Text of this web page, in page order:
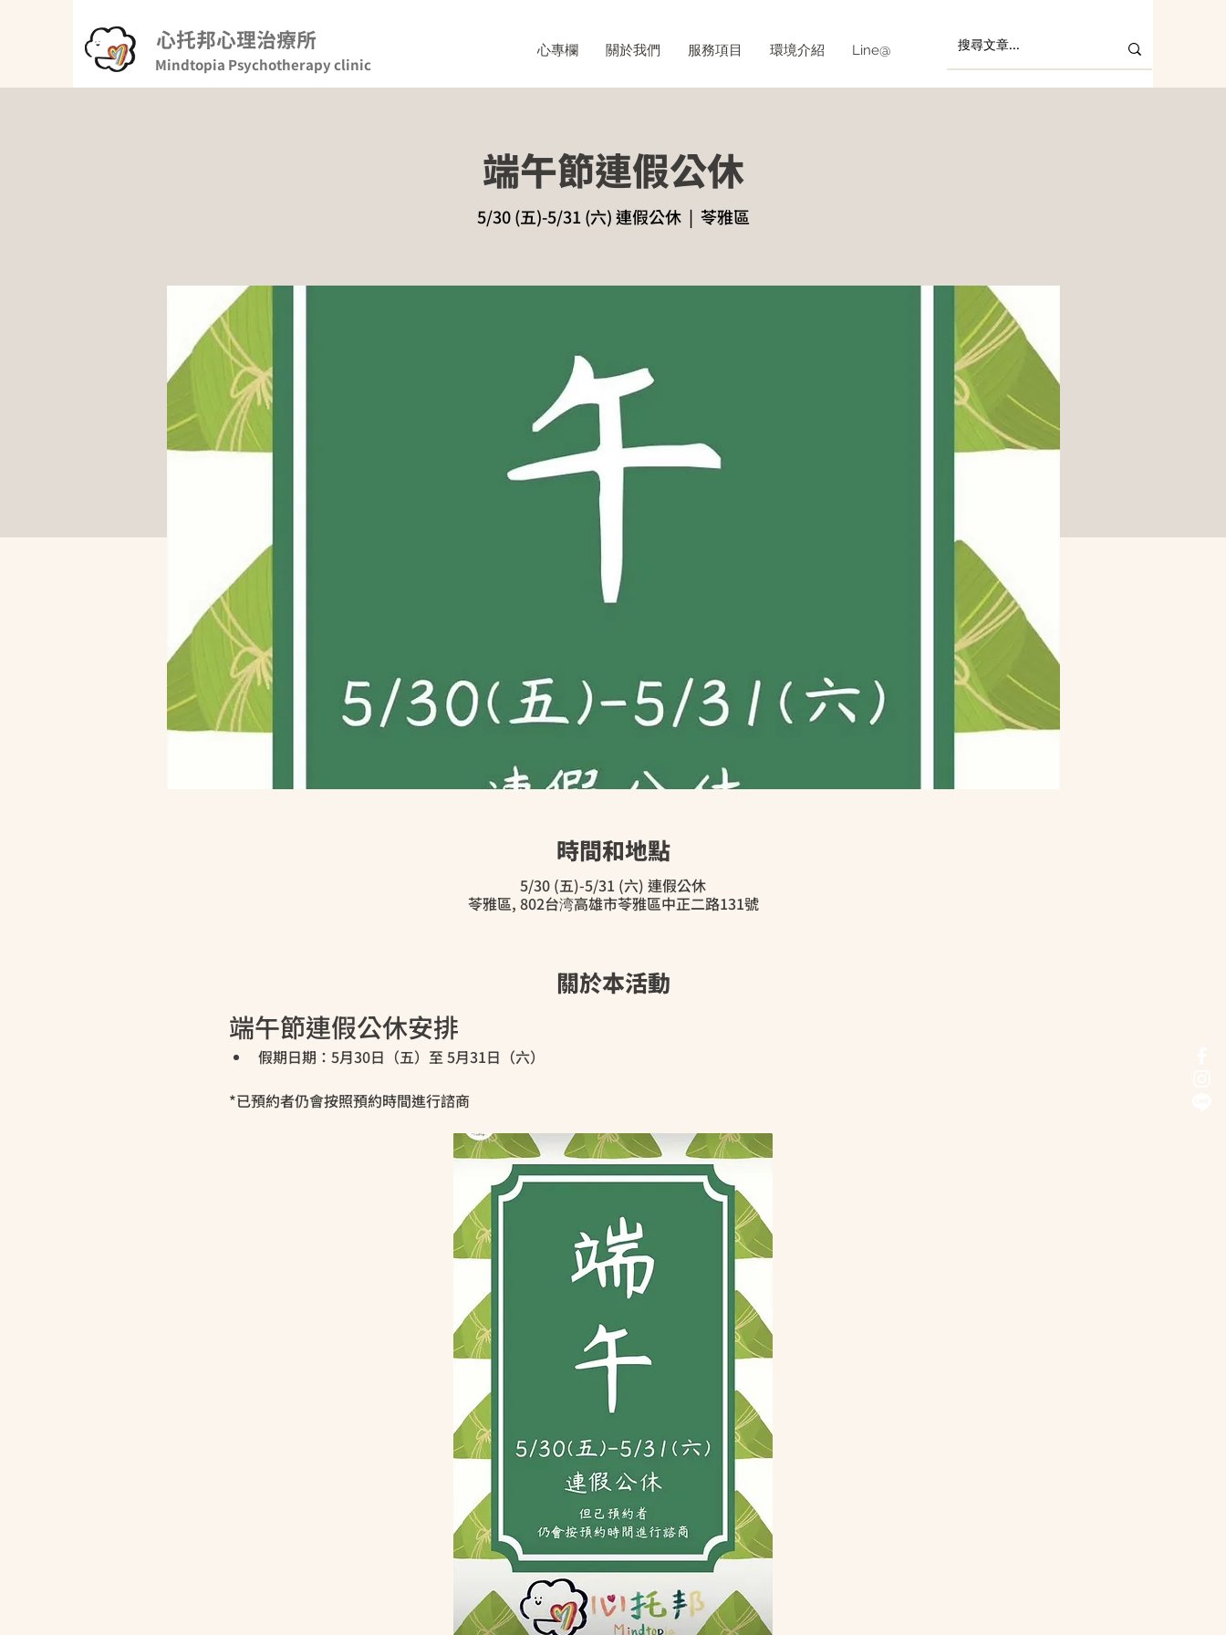
心托邦心理治療所
Mindtopia Psychotherapy clinic
心專欄 關於我們 服務項目 環境介紹 Line@
端午節連假公休
5/30 (五)-5/31 (六) 連假公休
  |
苓雅區
時間和地點
5/30 (五)-5/31 (六) 連假公休
苓雅區, 802台湾高雄市苓雅區中正二路131號
關於本活動
端午節連假公休安排
假期日期：5月30日（五）至 5月31日（六）
*已預約者仍會按照預約時間進行諮商